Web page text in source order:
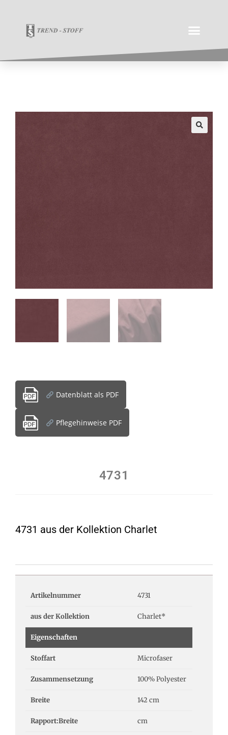
Datenblatt als PDF
Pflegehinweise PDF
4731
4731 aus der Kollektion Charlet
Artikelnummer 4731
aus der Kollektion Charlet*
Eigenschaften
Stoffart Microfaser
Zusammensetzung 100% Polyester
Breite 142 cm
Rapport:Breite cm